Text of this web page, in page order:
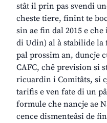
stât il prin pas svendi
cheste tiere, finint te
sin ae fin dal 2015 e
di Udin) al à stabilide
pal prossim an, duncje
CAFC, chê prevision si
ricuardin i Comitâts, si
tarifis e ven fate di un
formule che nancje ae
cence dismenteâsi de